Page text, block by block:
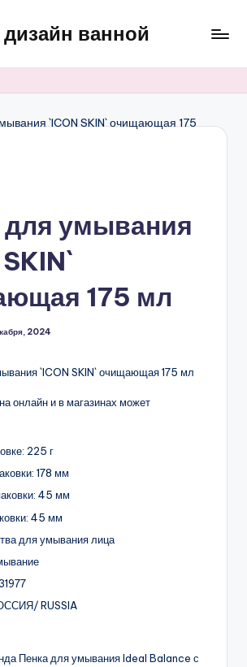
ванной
для умывания
175 мл
2024
онлайн и в магазинах может
225 г
178 мм
45 мм
45 мм
для умывания лица
RUSSIA
Пенка для умывания Ideal Balance с